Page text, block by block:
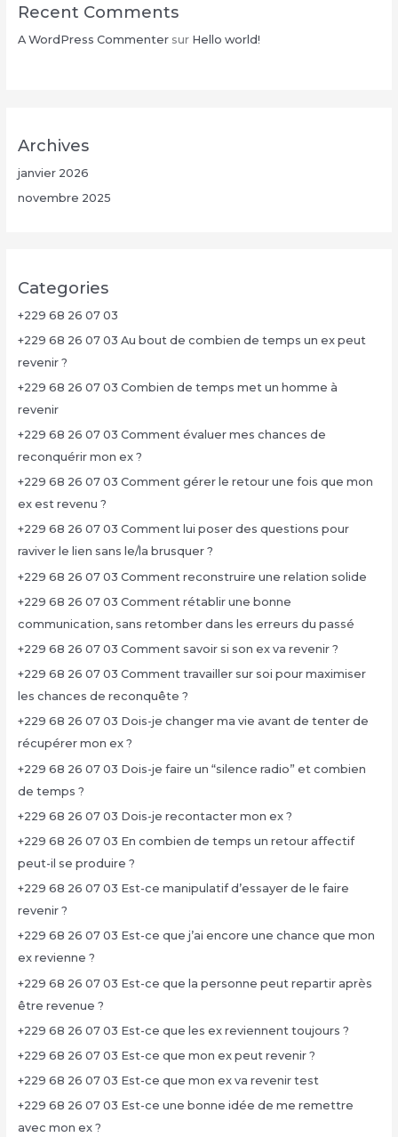
Recent Comments
A WordPress Commentersur Hello world!
Archives
janvier 2026
novembre 2025
Categories
+229 68 26 07 03
+229 68 26 07 03 Au bout de combien de temps un ex peut
revenir ?
+229 68 26 07 03 Combien de temps met un homme à
revenir
+229 68 26 07 03 Comment évaluer mes chances de
reconquérir mon ex ?
+229 68 26 07 03 Comment gérer le retour une fois que mon
ex est revenu ?
+229 68 26 07 03 Comment lui poser des questions pour
raviver le lien sans le/la brusquer ?
+229 68 26 07 03 Comment reconstruire une relation solide
+229 68 26 07 03 Comment rétablir une bonne
communication, sans retomber dans les erreurs du passé
+229 68 26 07 03 Comment savoir si son ex va revenir ?
+229 68 26 07 03 Comment travailler sur soi pour maximiser
les chances de reconquête ?
+229 68 26 07 03 Dois-je changer ma vie avant de tenter de
récupérer mon ex ?
+229 68 26 07 03 Dois-je faire un “silence radio” et combien
de temps ?
+229 68 26 07 03 Dois-je recontacter mon ex ?
+229 68 26 07 03 En combien de temps un retour affectif
peut-il se produire ?
+229 68 26 07 03 Est-ce manipulatif d’essayer de le faire
revenir ?
+229 68 26 07 03 Est-ce que j’ai encore une chance que mon
ex revienne ?
+229 68 26 07 03 Est-ce que la personne peut repartir après
être revenue ?
+229 68 26 07 03 Est-ce que les ex reviennent toujours ?
+229 68 26 07 03 Est-ce que mon ex peut revenir ?
+229 68 26 07 03 Est-ce que mon ex va revenir test
+229 68 26 07 03 Est-ce une bonne idée de me remettre
avec mon ex ?